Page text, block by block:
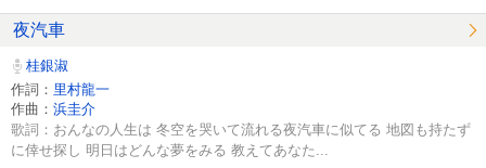
夜汽車
桂銀淑
作詞： 里村龍一
作曲： 浜圭介
歌詞：おんなの人生は 冬空を哭いて流れる夜汽車に似てる 地図も持たず
に倖せ探し 明日はどんな夢をみる 教えてあなた...